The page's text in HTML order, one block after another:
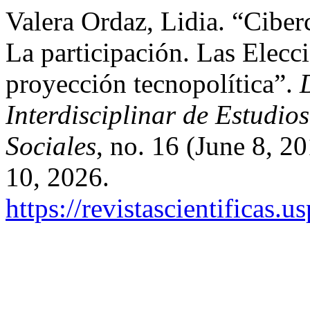
Valera Ordaz, Lidia.
La participación. Las
proyección tecnopolítica”.
Interdisciplinar de
Sociales, no. 16 (June 8,
10, 2026.
https://